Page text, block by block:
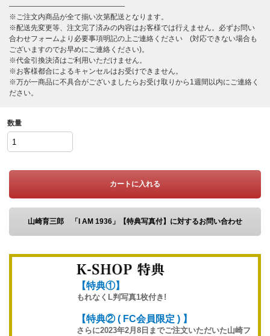
――――――――――――――――
※ご注文内商品が全て揃い次第配送となります。
※配送先変更等、注文完了済みの内容はお客様では行えません。必ずお問い
合わせフォームより必要事項明記の上ご連絡ください (対応できない場合も
ございますのでお早めにご連絡ください)。
※代金引換決済はご利用いただけません。
※お客様都合によるキャンセルはお受けできません。
※万が一商品に不具合がございましたらお受け取りから1週間以内にご連絡く
ださい。
数量
カートに入れる
山崎育三郎 「I AM 1936」【特典写真付】に対するお問い合わせ
【特典①】
もれなくL判写真1枚付き!
【特典② ( FC会員限定 ) 】
さらに2023年2月8日までご注文いただいた山崎フ